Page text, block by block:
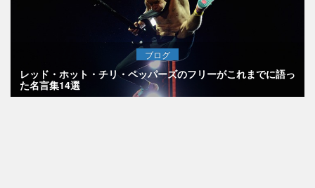
ブログ
レッド・ホット・チリ・ペッパーズのフリーがこれまでに語っ
た名言集14選